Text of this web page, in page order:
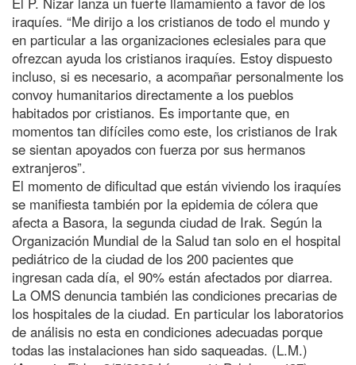
iraquíes. “Me dirijo a los cristianos de todo el mundo y
en particular a las organizaciones eclesiales para que
ofrezcan ayuda los cristianos iraquíes. Estoy dispuesto
incluso, si es necesario, a acompañar personalmente los
convoy humanitarios directamente a los pueblos
habitados por cristianos. Es importante que, en
momentos tan difíciles como este, los cristianos de Irak
se sientan apoyados con fuerza por sus hermanos
extranjeros”.
El momento de dificultad que están viviendo los iraquíes
se manifiesta también por la epidemia de cólera que
afecta a Basora, la segunda ciudad de Irak. Según la
Organización Mundial de la Salud tan solo en el hospital
pediátrico de la ciudad de los 200 pacientes que
ingresan cada día, el 90% están afectados por diarrea.
La OMS denuncia también las condiciones precarias de
los hospitales de la ciudad. En particular los laboratorios
de análisis no esta en condiciones adecuadas porque
todas las instalaciones han sido saqueadas. (L.M.)